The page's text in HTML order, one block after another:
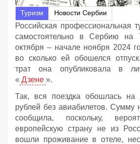
Туризм Новости Сербии
Российская профессиональная
самостоятельно в Сербию
октября – начале ноября 2024
во сколько ей обошелся
трат она опубликовала в
« Дзене ».
Так, вся поездка обошлась на
рублей без авиабилетов. Сумму
сообщила, поскольку,
европейскую страну не из
вошли проживание в отеле,